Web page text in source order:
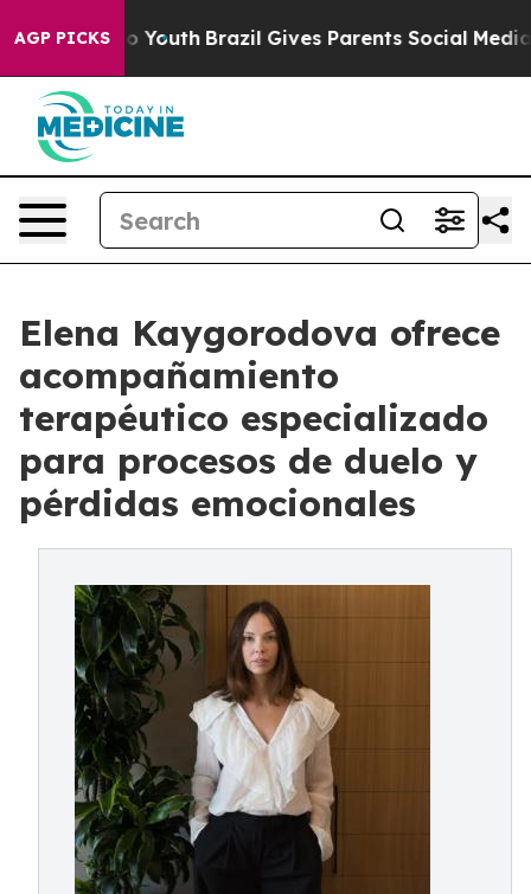
AGP PICKS
to Youth Brazil Gives Parents Social Media
Elena Kaygorodova ofrece
acompañamiento
terapéutico especializado
para procesos de duelo y
pérdidas emocionales